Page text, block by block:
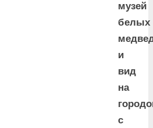
музей
белых
и
вид
на
с